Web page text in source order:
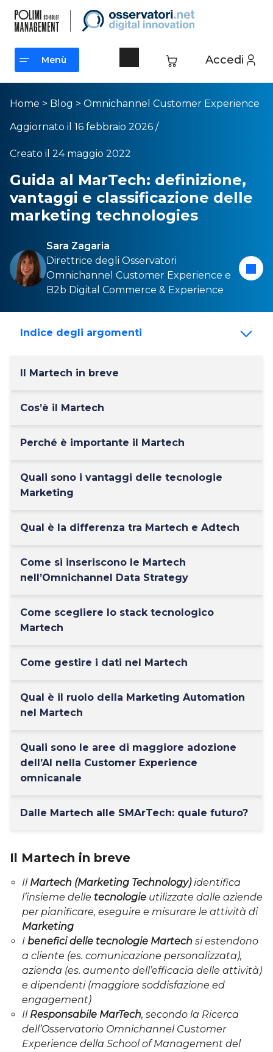
Accedi
Menù
Menù
Home > Blog > Omnichannel Customer Experience
Aggiornato il 16 febbraio 2026 /
Creato il 24 maggio 2022
Guida al MarTech: definizione,
vantaggi e classificazione delle
marketing technologies
Sara Zagaria
Direttrice degli Osservatori
Omnichannel Customer Experience e
B2b Digital Commerce & Experience
Indice degli argomenti
Il Martech in breve
Cos’è il Martech
Perché è importante il Martech
Quali sono i vantaggi delle tecnologie
Marketing
Qual è la differenza tra Martech e Adtech
Come si inseriscono le Martech
nell’Omnichannel Data Strategy
Come scegliere lo stack tecnologico
Martech
Come gestire i dati nel Martech
Qual è il ruolo della Marketing Automation
nel Martech
Quali sono le aree di maggiore adozione
dell’AI nella Customer Experience
omnicanale
Dalle Martech alle SMArTech: quale futuro?
Il Martech in breve
Il Martech (Marketing Technology)identifica
l’insieme delle tecnologie utilizzate dalle aziende
per pianificare, eseguire e misurare le attività di
Marketing
I benefici delle tecnologie Martech si estendono
a cliente (es. comunicazione personalizzata),
azienda (es. aumento dell’efficacia delle attività)
e dipendenti (maggiore soddisfazione ed
engagement)
Il Responsabile MarTech, secondo la Ricerca
dell’Osservatorio Omnichannel Customer
Experience della School of Management del